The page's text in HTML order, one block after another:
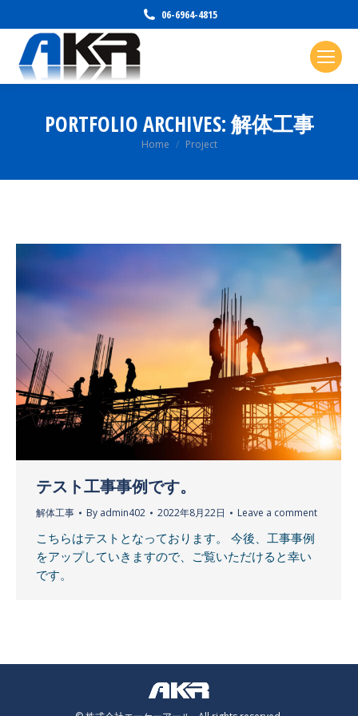
06-6964-4815
PORTFOLIO ARCHIVES:解体工事
You are here:
Home Project
テスト工事事例です。
解体工事 By admin402 2022年8月22日 Leave a comment
こちらはテストとなっております。 今後、工事事例
をアップしていきますので、ご覧いただけると幸い
です。